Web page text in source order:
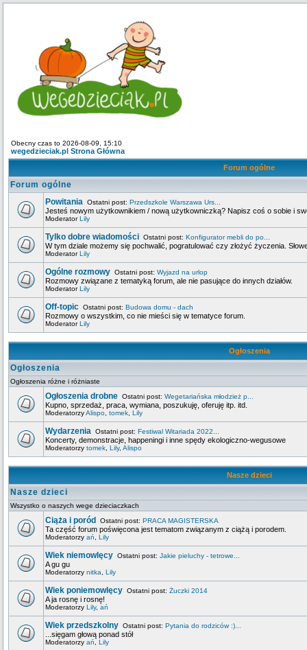
Obecny czas to 2026-08-09, 15:10
wegedzieciak.pl Strona Główna
Forum ogólne
Forum ogólne
Powitania Ostatni post: Przedszkole Warszawa Urs...
Jesteś nowym użytkownikiem / nową użytkowniczką? Napisz coś o sobie i
ModeratorLily
Tylko dobre wiadomości Ostatni post: Konfigurator mebli do po...
W tym dziale możemy się pochwalić, pogratulować czy złożyć życzenia.
ModeratorLily
Ogólne rozmowy Ostatni post: Wyjazd na urlop
Rozmowy związane z tematyką forum, ale nie pasujące do innych działów.
ModeratorLily
Off-topic Ostatni post: Budowa domu - dach
Rozmowy o wszystkim, co nie mieści się w tematyce forum.
ModeratorLily
Ogłoszenia
Ogłoszenia
Ogłoszenia różne i różniaste
Ogłoszenia drobne Ostatni post: Wegetariańska młodzież p...
Kupno, sprzedaż, praca, wymiana, poszukuję, oferuję itp. itd.
ModeratorzyAlispo tomek Lily
Wydarzenia Ostatni post: Festiwal Witariada 2022...
Koncerty, demonstracje, happeningi i inne spędy ekologiczno-wegusowe
Moderatorzy tomek Lily, Alispo
Nasze dzieci
Nasze dzieci
Wszystko o naszych wege dzieciaczkach
Ciąża i poród Ostatni post: PRACA MAGISTERSKA
Ta część forum poświęcona jest tematom związanym z ciążą i porodem.
Moderatorzy ań Lily
Wiek niemowlęcy Ostatni post: Jakie pieluchy - tetrowe...
A gu gu
Moderatorzy nitka Lily
Wiek poniemowlęcy Ostatni post: Żuczki 2014
A ja rosnę i rosnę!
Moderatorzy Lily, ań
Wiek przedszkolny Ostatni post: Pytania do rodziców :)...
...sięgam głową ponad stół
Moderatorzy ań Lily